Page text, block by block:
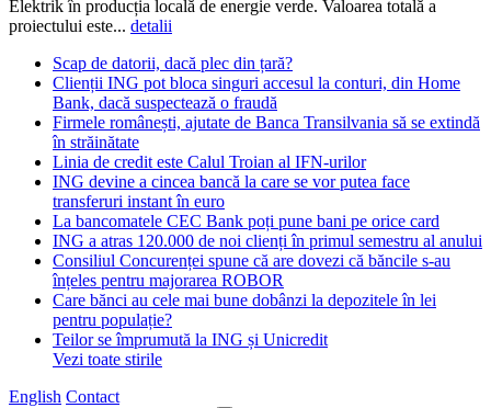
Elektrik în producția locală de energie verde. Valoarea totală a
proiectului este... detalii
Scap de datorii, dacă plec din țară?
Clienții ING pot bloca singuri accesul la conturi, din Home
Bank, dacă suspectează o fraudă
Firmele românești, ajutate de Banca Transilvania să se extindă
în străinătate
Linia de credit este Calul Troian al IFN-urilor
ING devine a cincea bancă la care se vor putea face
transferuri instant în euro
La bancomatele CEC Bank poți pune bani pe orice card
ING a atras 120.000 de noi clienți în primul semestru al anului
Consiliul Concurenței spune că are dovezi că băncile s-au
înțeles pentru majorarea ROBOR
Care bănci au cele mai bune dobânzi la depozitele în lei
pentru populație?
Teilor se împrumută la ING și Unicredit
Vezi toate stirile
English Contact